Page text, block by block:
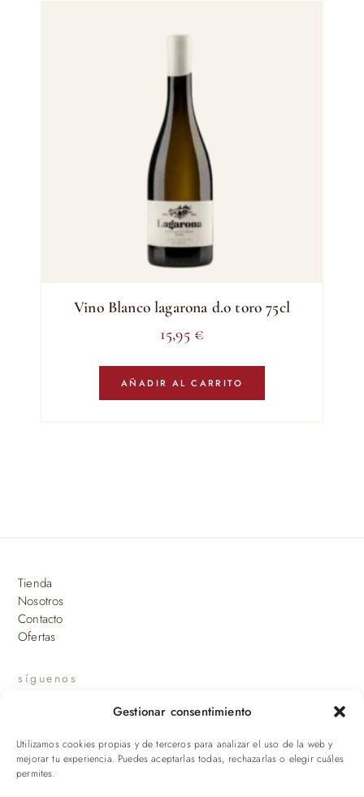
Gestionar consentimiento
Utilizamos cookies propias y de terceros para analizar el uso de la web y
mejorar tu experiencia. Puedes aceptarlas todas, rechazarlas o elegir cuáles
permites.
Vino Blanco lagarona d.o toro 75cl
15,95 €
AÑADIR AL CARRITO
Tienda
Nosotros
Contacto
Ofertas
síguenos
suscríbete a nuestras novedades